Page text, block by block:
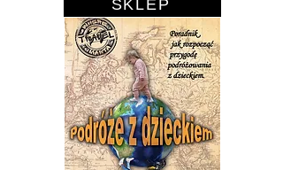
Książka dostępna w sklepie w formie
drukowanej i e-booka.
Ponad 260 stron porad i zdjęć.
SKLEP